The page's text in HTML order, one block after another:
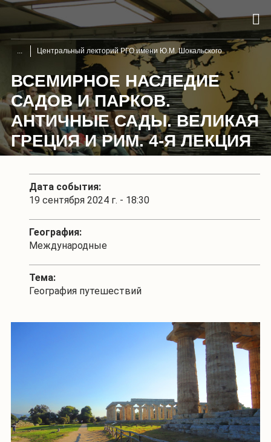
Центральный лекторий РГО имени Ю.М. Шокальского
ВСЕМИРНОЕ НАСЛЕДИЕ
САДОВ И ПАРКОВ.
АНТИЧНЫЕ САДЫ. ВЕЛИКАЯ
ГРЕЦИЯ И РИМ. 4-Я ЛЕКЦИЯ
Дата события:
19 сентября 2024 г. - 18:30
География:
Международные
Тема:
География путешествий